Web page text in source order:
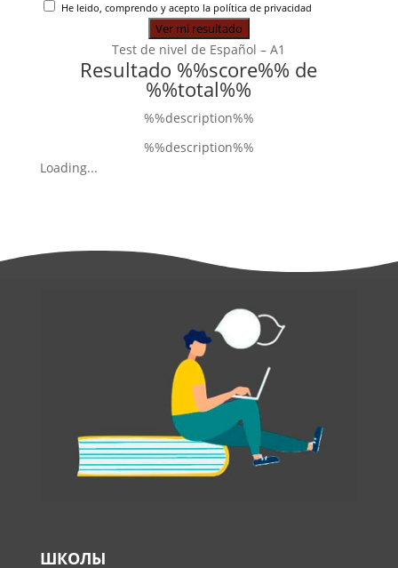
He leido, comprendo y acepto la política de privacidad
Ver mi resultado
Test de nivel de Español – A1
Resultado %%score%% de
%%total%%
%%description%%
%%description%%
Loading...
ШКОЛЫ